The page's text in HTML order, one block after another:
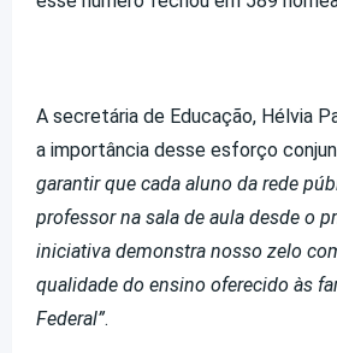
A secretária de Educação, Hélvia
a importância desse esforço
garantir que cada aluno da rede
professor na sala de aula desde o
iniciativa demonstra nosso zelo
qualidade do ensino oferecido às
Federal”.